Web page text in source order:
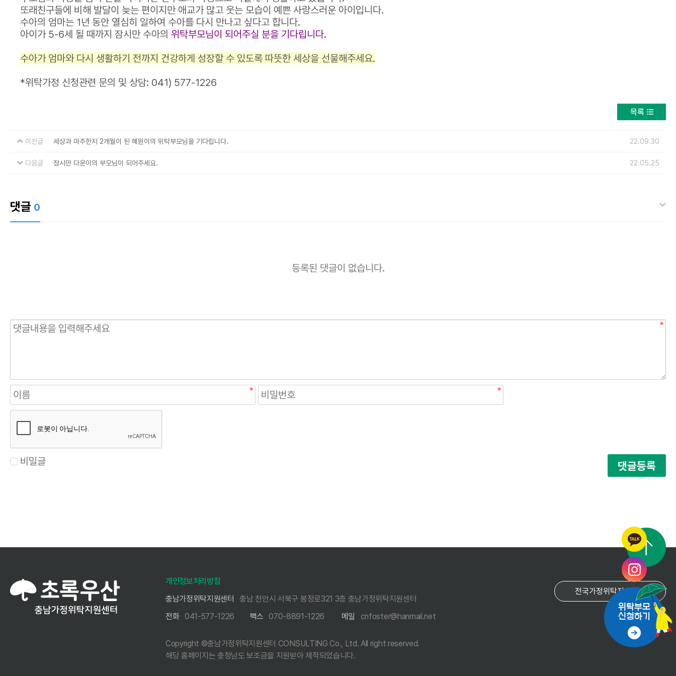
또래친구들에 비해 발달이 늦는 편이지만 애교가 많고 웃는 모습이 예쁜 사랑스러운 아이입니다.
수아의 엄마는 1년 동안 열심히 일하여 수아를 다시 만나고 싶다고 합니다.
아이가 5-6세 될 때까지 잠시만 수아의 위탁부모님이 되어주실 분을 기다립니다.
수아가 엄마와 다시 생활하기 전까지 건강하게 성장할 수 있도록 따뜻한 세상을 선물해주세요.
*위탁가정 신청관련 문의 및 상담: 041) 577-1226
목록
이전글 세상과 마주한지 2개월이 된 혜원이의 위탁부모님을 기다립니다. 22.09.30
다음글 잠시만 다운이의 부모님이 되어주세요. 22.05.25
댓글 0
등록된 댓글이 없습니다.
비밀글 댓글등록
개인정보처리방침
충남가정위탁지원센터
충남 천안시 서북구 봉정로321 3층 충남가정위탁지원센터
전화
041-577-1226 팩스 070-8891-1226 메일 cnfoster@hanmail.net
Copyright ©충남가정위탁지원센터 CONSULTING Co., Ltd. All right reserved.
해당 홈페이지는 충청남도 보조금을 지원받아 제작되었습니다.
위탁부모
신청하기